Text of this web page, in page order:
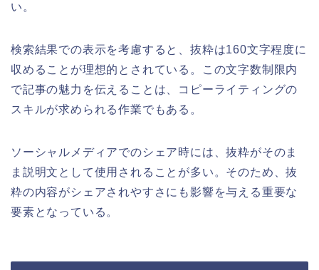
い。
検索結果での表示を考慮すると、抜粋は160文字程度に
収めることが理想的とされている。この文字数制限内
で記事の魅力を伝えることは、コピーライティングの
スキルが求められる作業でもある。
ソーシャルメディアでのシェア時には、抜粋がそのま
ま説明文として使用されることが多い。そのため、抜
粋の内容がシェアされやすさにも影響を与える重要な
要素となっている。